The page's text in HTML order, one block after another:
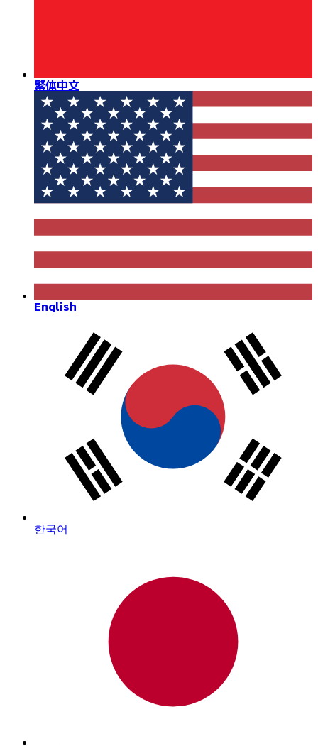
繁体中文
English
한국어